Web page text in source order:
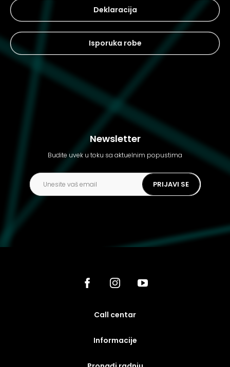
Deklaracija
Isporuka robe
Newsletter
Budite uvek u toku sa aktuelnim popustima
PRIJAVI SE
call centar
Informacije